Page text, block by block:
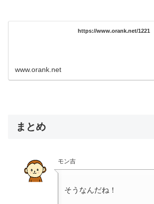
https://www.orank.net/1221
www.orank.net
まとめ
モン吉
そうなんだね！